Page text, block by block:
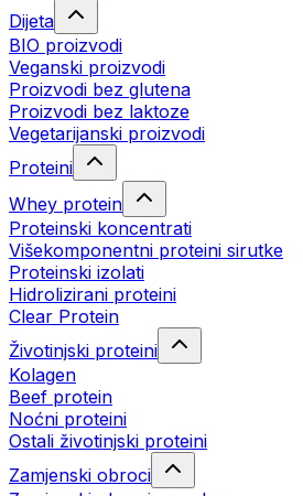
Dijeta
BIO proizvodi
Veganski proizvodi
Proizvodi bez glutena
Proizvodi bez laktoze
Vegetarijanski proizvodi
Proteini
Whey protein
Proteinski koncentrati
Višekomponentni proteini sirutke
Proteinski izolati
Hidrolizirani proteini
Clear Protein
Životinjski proteini
Kolagen
Beef protein
Noćni proteini
Ostali životinjski proteini
Zamjenski obroci